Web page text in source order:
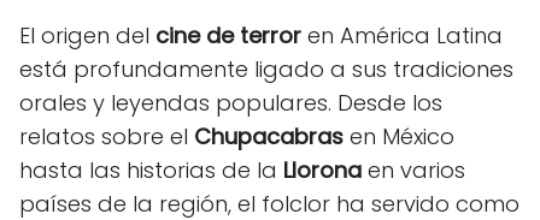
El origen del cine de terror en América Latina
está profundamente ligado a sus tradiciones
orales y leyendas populares. Desde los
relatos sobre el Chupacabras en México
hasta las historias de la Llorona en varios
países de la región, el folclor ha servido como